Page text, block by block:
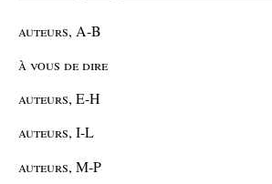
auteurs, A-B
à vous de dire
auteurs, E-H
auteurs, I-L
auteurs, M-P